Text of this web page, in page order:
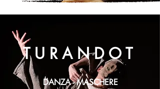
TURANDOT
DANZA - MASCHERE